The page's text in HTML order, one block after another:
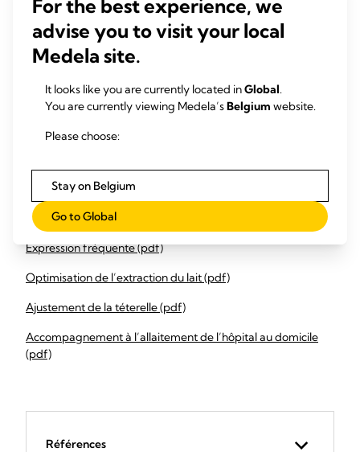
Identifiez les pratiques hospitalières pouvant empêcher
les mères d'exprimer leur lait de façon fréquente
fréquence et l’efficacité d’expression, tels que des tire-
laits à usage domestique, la durée, etc.
maintenir les bonnes pratiques
Downloads
Expression fréquente (pdf)
Optimisation de l’extraction du lait (pdf)
Ajustement de la téterelle (pdf)
Accompagnement à l’allaitement de l’hôpital au domicile
(pdf)
Références
For the best experience, we
advise you to visit your local
Medela site.
It looks like you are currently located inGlobal.
You are currently viewing Medela’sBelgium website.
Please choose:
Stay on Belgium
Go to Global